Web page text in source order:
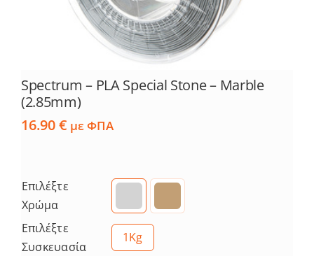
Spectrum – PLA Special Stone – Marble
(2.85mm)
16.90€ με ΦΠΑ
Επιλέξτε
Χρώμα
Επιλέξτε
Συσκευασία
1Kg